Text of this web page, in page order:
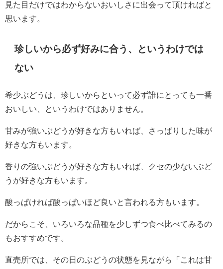
見た目だけではわからないおいしさに出会って頂ければと
思います。
珍しいから必ず好みに合う、というわけでは
ない
希少ぶどうは、珍しいからといって必ず誰にとっても一番
おいしい、というわけではありません。
甘みが強いぶどうが好きな方もいれば、さっぱりした味が
好きな方もいます。
香りの強いぶどうが好きな方もいれば、クセの少ないぶど
うが好きな方もいます。
酸っぱければ酸っぱいほど良いと言われる方もいます。
だからこそ、いろいろな品種を少しずつ食べ比べてみるの
もおすすめです。
直売所では、その日のぶどうの状態を見ながら「これは甘